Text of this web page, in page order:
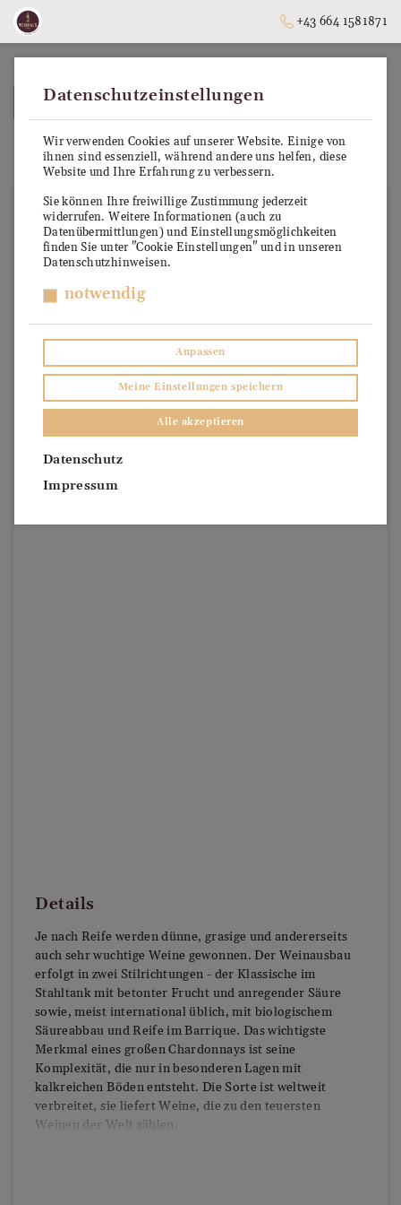
+43 664 1581871
ZURÜCK ZUR STARTSEITE
Chardonnay
Details
Je nach Reife werden dünne, grasige und andererseits
auch sehr wuchtige Weine gewonnen. Der Weinausbau
erfolgt in zwei Stilrichtungen - der Klassische im
Stahltank mit betonter Frucht und anregender Säure
sowie, meist international üblich, mit biologischem
Säureabbau und Reife im Barrique. Das wichtigste
Merkmal eines großen Chardonnays ist seine
Komplexität, die nur in besonderen Lagen mit
kalkreichen Böden entsteht. Die Sorte ist weltweit
verbreitet, sie liefert Weine, die zu den teuersten
Weinen der Welt zählen.
Datenschutzeinstellungen
Wir verwenden Cookies auf unserer Website. Einige von
ihnen sind essenziell, während andere uns helfen, diese
Website und Ihre Erfahrung zu verbessern.
Sie können Ihre freiwillige Zustimmung jederzeit
widerrufen. Weitere Informationen (auch zu
Datenübermittlungen) und Einstellungsmöglichkeiten
finden Sie unter "Cookie Einstellungen" und in unseren
Datenschutzhinweisen.
notwendig
Anpassen
Meine Einstellungen speichern
Alle akzeptieren
Datenschutz
Impressum